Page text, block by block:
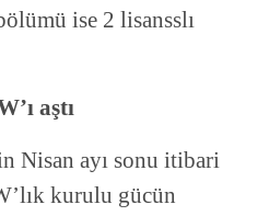
ise 2 lisansslı
aştı
Nisan ayı sonu itibari
kurulu gücün